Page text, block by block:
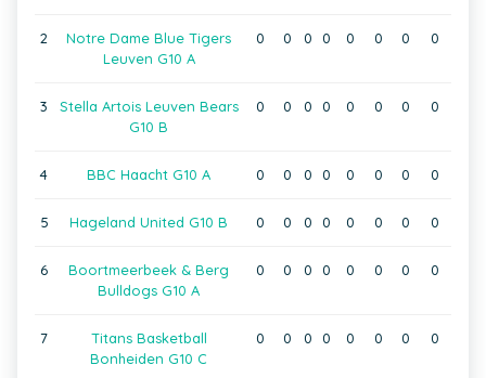
2
Notre Dame Blue Tigers
Leuven G10 A
0 0 0 0 0 0 0 0
3
Stella Artois Leuven Bears
G10 B
0 0 0 0 0 0 0 0
4 BBC Haacht G10 A 0 0 0 0 0 0 0 0
5 Hageland United G10 B 0 0 0 0 0 0 0 0
6
Boortmeerbeek & Berg
Bulldogs G10 A
0 0 0 0 0 0 0 0
7
Titans Basketball
Bonheiden G10 C
0 0 0 0 0 0 0 0